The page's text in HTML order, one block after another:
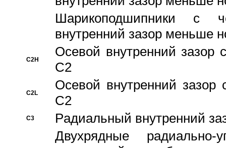
Шарикоподшипники с
внутренний зазор меньше
C2H
Осевой внутренний зазор
C2
C2L
Осевой внутренний зазор
C2
C3
Pадиальный внутренний
Двухрядные радиально-